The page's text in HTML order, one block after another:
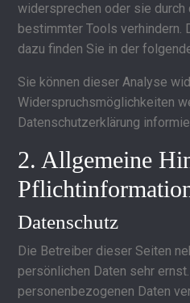
widersprechen oder sie durch
bestimmter Tools verhindern.
dazu finden Sie in der
Sie können dieser Analyse
Widerspruchsmöglichkeiten
Datenschutzerklärung
2. Allgemeine
Datenschutz
Die Betreiber dieser Seiten
persönlichen Daten sehr
personenbezogenen Daten